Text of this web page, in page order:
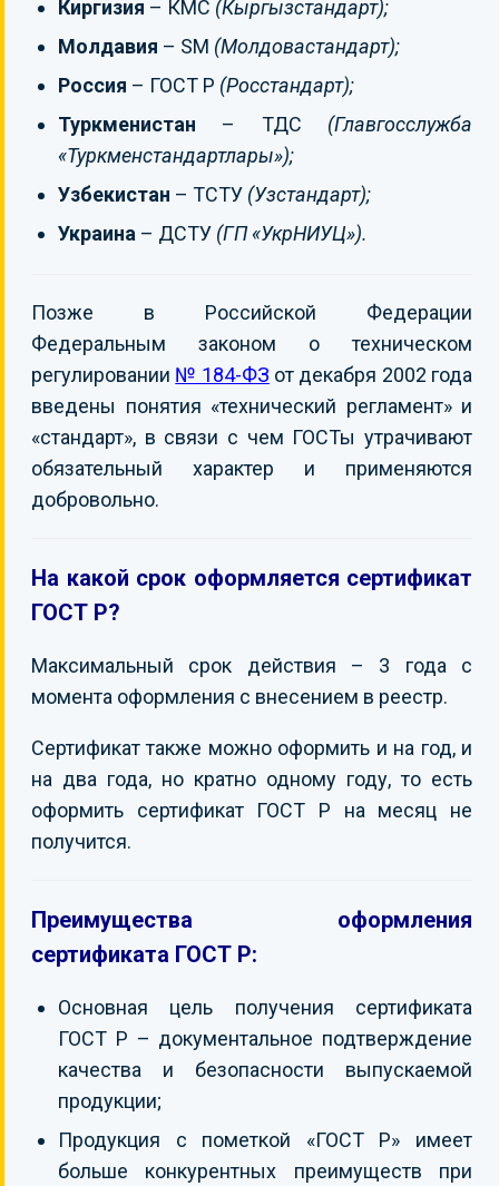
Киргизия – КМС (Кыргызстандарт);
Молдавия – SM (Молдовастандарт);
Россия – ГОСТ Р (Росстандарт);
Туркменистан – ТДС (Главгосслужба
«Туркменстандартлары»);
Узбекистан – ТСТУ (Узстандарт);
Украина – ДСТУ (ГП «УкрНИУЦ»).
Позже в Российской Федерации
Федеральным законом о техническом
регулировании № 184-ФЗ от декабря 2002 года
введены понятия «технический регламент» и
«стандарт», в связи с чем ГОСТы утрачивают
обязательный характер и применяются
добровольно.
На какой срок оформляется сертификат
ГОСТ Р?
Максимальный срок действия – 3 года с
момента оформления с внесением в реестр.
Сертификат также можно оформить и на год, и
на два года, но кратно одному году, то есть
оформить сертификат ГОСТ Р на месяц не
получится.
Преимущества оформления
сертификата ГОСТ Р:
Основная цель получения сертификата
ГОСТ Р – документальное подтверждение
качества и безопасности выпускаемой
продукции;
Продукция с пометкой «ГОСТ Р» имеет
больше конкурентных преимуществ при